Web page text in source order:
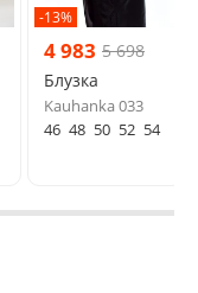
-13%
4 983 5 698
Блузка
Kauhanka 033
46 48 50 52 54